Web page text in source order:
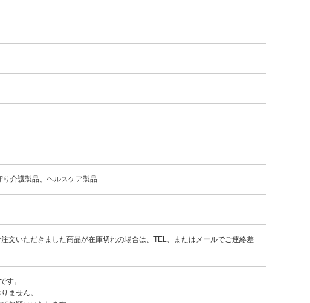
介護製品、ヘルスケア製品
文いただきました商品が在庫切れの場合は、TEL、またはメールでご連絡差
す。
ません。